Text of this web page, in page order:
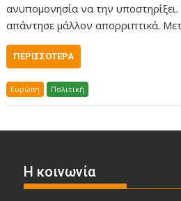
ανυπομονησία να την
απάντησε μάλλον απορριπτικά.
ΠΕΡΙΣΣΌΤΕΡΑ
Ευρώπη Πολιτική
Η κοινωνία